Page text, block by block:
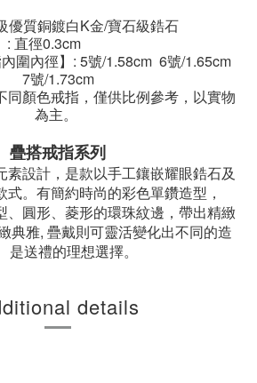
優質銅鍍白K金/寶石級鋯石
寸】: 直徑0.3cm
】: 5號/1.58cm 6號/1.65cm
7號/1.73cm
同顏色戒指，僅供比例參考，以實物
為主。
疊搭戒指系列
素設計，是款以手工鑲嵌耀眼鋯石及
。有簡約時尚的彩色單鑽造型，
、圓形、菱形的環珠紋邊，帶出精緻
典雅, 疊戴則可靈活變化出不同的造
是送禮的理想選擇。
details